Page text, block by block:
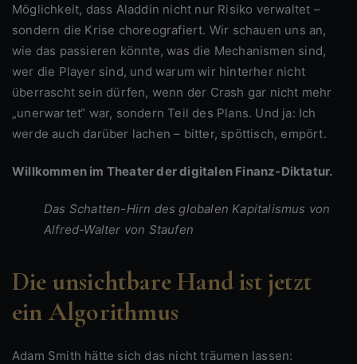
Möglichkeit, dass Aladdin nicht nur Risiko verwaltet –
sondern die Krise choreografiert. Wir schauen uns an,
wie das passieren könnte, was die Mechanismen sind,
wer die Player sind, und warum wir hinterher nicht
überrascht sein dürfen, wenn der Crash gar nicht mehr
„unerwartet“ war, sondern Teil des Plans. Und ja: Ich
werde auch darüber lachen – bitter, spöttisch, empört.
Willkommen im Theater der digitalen Finanz-Diktatur.
Das Schatten-Hirn des globalen Kapitalismus von
Alfred-Walter von Staufen
Die unsichtbare Hand ist jetzt
ein Algorithmus
Adam Smith hätte sich das nicht träumen lassen: